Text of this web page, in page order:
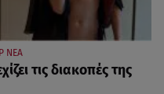
ΝΕΑ
τις διακοπές της